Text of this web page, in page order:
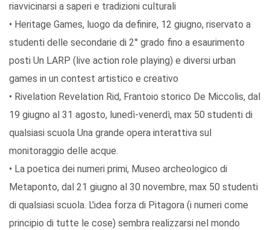
riavvicinarsi a saperi e tradizioni culturali
• Heritage Games, luogo da definire, 12 giugno, riservato a
studenti delle secondarie di 2° grado fino a esaurimento
posti Un LARP (live action role playing) e diversi urban
games in un contest artistico e creativo
• Rivelation Revelation Rid, Frantoio storico De Miccolis, dal
19 giugno al 31 agosto, lunedì-venerdì, max 50 studenti di
qualsiasi scuola Una grande opera interattiva sul
monitoraggio delle acque.
• La poetica dei numeri primi, Museo archeologico di
Metaponto, dal 21 giugno al 30 novembre, max 50 studenti
di qualsiasi scuola. L'idea forza di Pitagora (i numeri come
principio di tutte le cose) sembra realizzarsi nel mondo